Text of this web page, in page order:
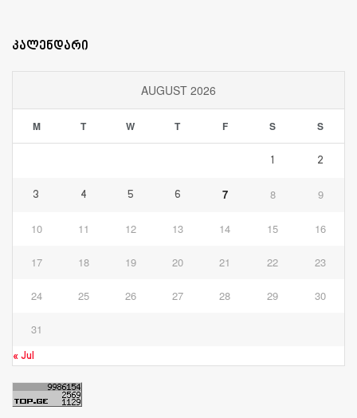
კალენდარი
AUGUST 2026
M T W T F S S
1 2
3 4 5 6 7 8 9
10 11 12 13 14 15 16
17 18 19 20 21 22 23
24 25 26 27 28 29 30
31
« Jul